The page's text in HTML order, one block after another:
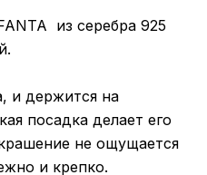
из серебра 925
и держится на
посадка делает его
не ощущается
и крепко.